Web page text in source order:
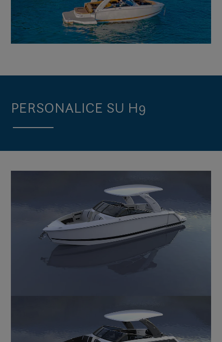
PERSONALICE SU H9